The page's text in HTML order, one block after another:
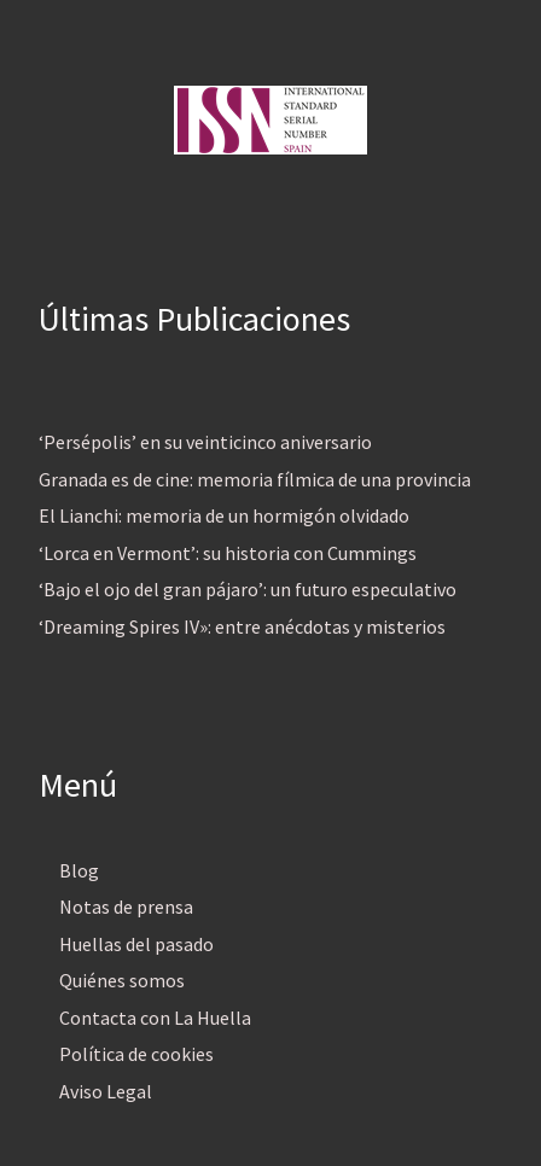
Últimas Publicaciones
‘Persépolis’ en su veinticinco aniversario
Granada es de cine: memoria fílmica de una provincia
El Lianchi: memoria de un hormigón olvidado
‘Lorca en Vermont’: su historia con Cummings
‘Bajo el ojo del gran pájaro’: un futuro especulativo
‘Dreaming Spires IV»: entre anécdotas y misterios
Menú
Blog
Notas de prensa
Huellas del pasado
Quiénes somos
Contacta con La Huella
Política de cookies
Aviso Legal